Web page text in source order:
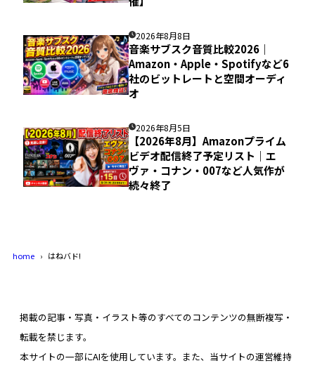
2026年8月8日
音楽サブスク音質比較2026｜
Amazon・Apple・Spotifyなど6
社のビットレートと空間オーディ
オ
2026年8月5日
【2026年8月】Amazonプライム
ビデオ配信終了予定リスト｜エ
ヴァ・コナン・007など人気作が
続々終了
home はねバド!
掲載の記事・写真・イラスト等のすべてのコンテンツの無断複写・
転載を禁じます。
本サイトの一部にAIを使用しています。また、当サイトの運営維持